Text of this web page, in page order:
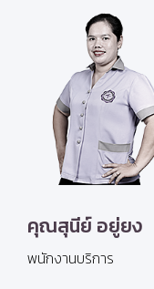
คุณสุนีย์ อยู่ยง
พนักงานบริการ